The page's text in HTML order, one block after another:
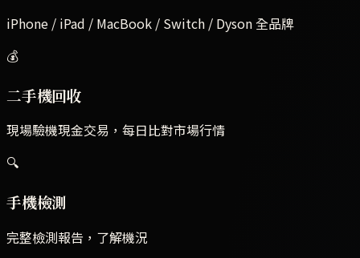
iPhone / iPad / MacBook / Switch / Dyson 全品牌
💰
二手機回收
現場驗機現金交易，每日比對市場行情
🔍
手機檢測
完整檢測報告，了解機況